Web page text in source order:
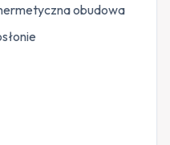
obudowa